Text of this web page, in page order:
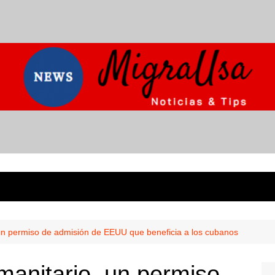
permiso de admisión de EEUU que beneficia a los cubanos